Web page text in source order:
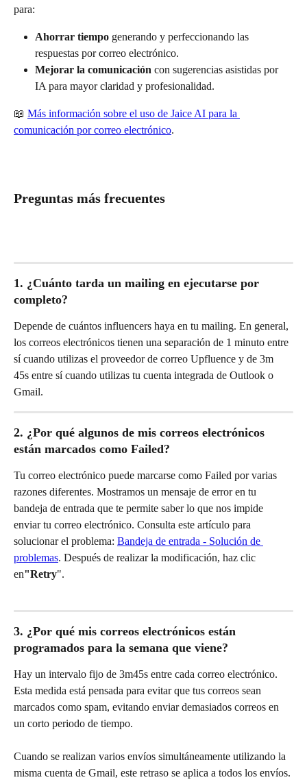
para:
Ahorrar tiempo generando y perfeccionando las
respuestas por correo electrónico.
Mejorar la comunicación con sugerencias asistidas por
IA para mayor claridad y profesionalidad.
📖 Más información sobre el uso de Jaice AI para la
comunicación por correo electrónico.
Preguntas más frecuentes
1. ¿Cuánto tarda un mailing en ejecutarse por
completo?
Depende de cuántos influencers haya en tu mailing. En general,
los correos electrónicos tienen una separación de 1 minuto entre
sí cuando utilizas el proveedor de correo Upfluence y de 3m
45s entre sí cuando utilizas tu cuenta integrada de Outlook o
Gmail.
2. ¿Por qué algunos de mis correos electrónicos
están marcados como Failed?
Tu correo electrónico puede marcarse como Failed por varias
razones diferentes. Mostramos un mensaje de error en tu
bandeja de entrada que te permite saber lo que nos impide
enviar tu correo electrónico. Consulta este artículo para
solucionar el problema: Bandeja de entrada - Solución de
problemas. Después de realizar la modificación, haz clic
en"Retry".
3. ¿Por qué mis correos electrónicos están
programados para la semana que viene?
Hay un intervalo fijo de 3m45s entre cada correo electrónico.
Esta medida está pensada para evitar que tus correos sean
marcados como spam, evitando enviar demasiados correos en
un corto periodo de tiempo.
Cuando se realizan varios envíos simultáneamente utilizando la
misma cuenta de Gmail, este retraso se aplica a todos los envíos.